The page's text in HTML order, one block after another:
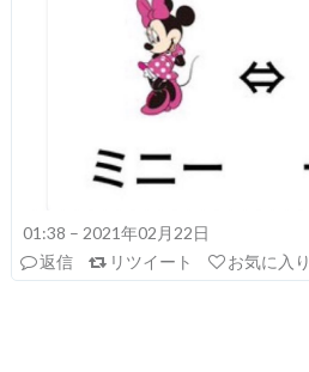
01:38 – 2021年02月22日
返信
リツイート お気に入り